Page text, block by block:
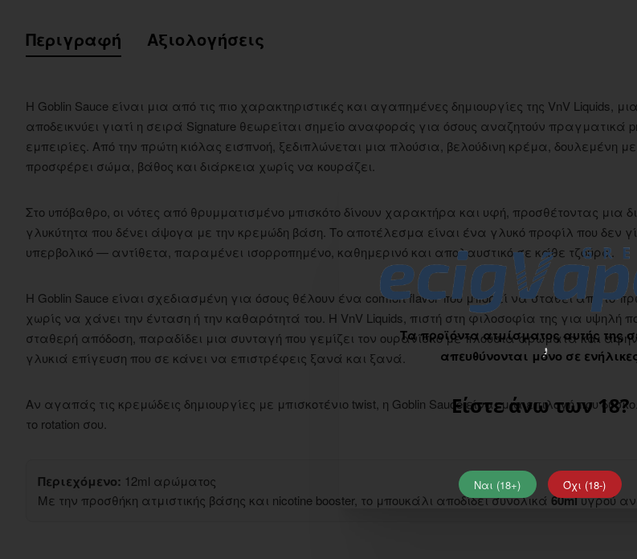
Τα προϊόντα ατμίσματος αυτής της
απευθύνονται μόνο σε
Είστε άνω των 18?
Ναι (18+) Όχι (18-)
Περιγραφή Αξιολογήσεις
Η Goblin Sauce είναι μια από τις πιο χαρακτηριστικές και αγαπημένες δημιουργίες της VnV Liquids,
αποδεικνύει γιατί η σειρά Signature θεωρείται σημείο αναφοράς για όσους αναζητούν πραγματικά
εμπειρίες. Από την πρώτη κιόλας εισπνοή, ξεδιπλώνεται μια πλούσια, βελούδινη κρέμα, δουλεμένη
προσφέρει σώμα, βάθος και διάρκεια χωρίς να κουράζει.
Στο υπόβαθρο, οι νότες από θρυμματισμένο μπισκότο δίνουν χαρακτήρα και υφή, προσθέτοντας μια
γλυκύτητα που δένει άψογα με την κρεμώδη βάση. Το αποτέλεσμα είναι ένα γλυκό προφίλ που δεν
υπερβολικό — αντίθετα, παραμένει ισορροπημένο, καθημερινό και απολαυστικό σε κάθε τζούρα.
Η Goblin Sauce είναι σχεδιασμένη για όσους θέλουν ένα comfort flavor που μπορεί να σταθεί από το
χωρίς να χάνει την ένταση ή την καθαρότητά του. Η VnV Liquids, πιστή στη φιλοσοφία της για υψηλή
σταθερή απόδοση, παραδίδει μια συνταγή που γεμίζει τον ουρανίσκο με πλούσια αρώματα και
γλυκιά επίγευση που σε κάνει να επιστρέφεις ξανά και ξανά.
Αν αγαπάς τις κρεμώδεις δημιουργίες με μπισκοτένιο twist, η Goblin Sauce είναι μια επιλογή που
το rotation σου.
Περιεχόμενο: 12ml αρώματος
Με την προσθήκη ατμιστικής βάσης και nicotine booster, το μπουκάλι αποδίδει συνολικά 60mlυγρού